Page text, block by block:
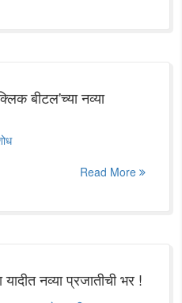
बीटल'च्या नव्या
Read More
यादीत नव्या प्रजातीची भर !